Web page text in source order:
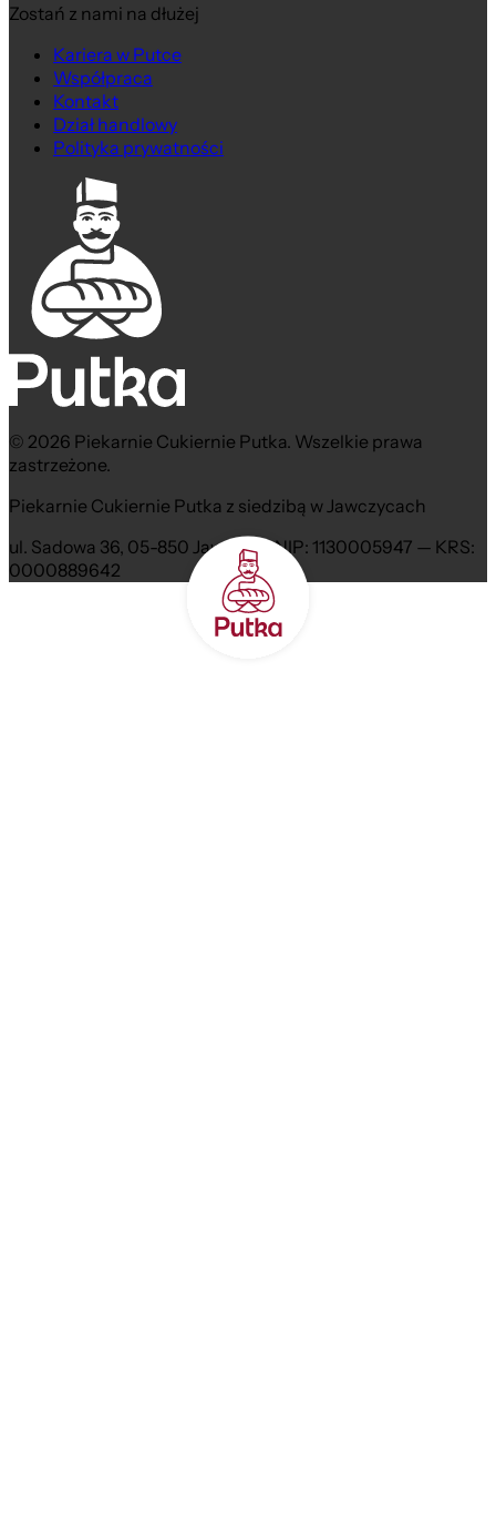
Zostań z nami na dłużej
Kariera w Putce
Współpraca
Kontakt
Dział handlowy
Polityka prywatności
© 2026 Piekarnie Cukiernie Putka. Wszelkie prawa
zastrzeżone.
Piekarnie Cukiernie Putka z siedzibą w Jawczycach
ul. Sadowa 36, 05-850 Jawczyce NIP: 1130005947 — KRS:
0000889642